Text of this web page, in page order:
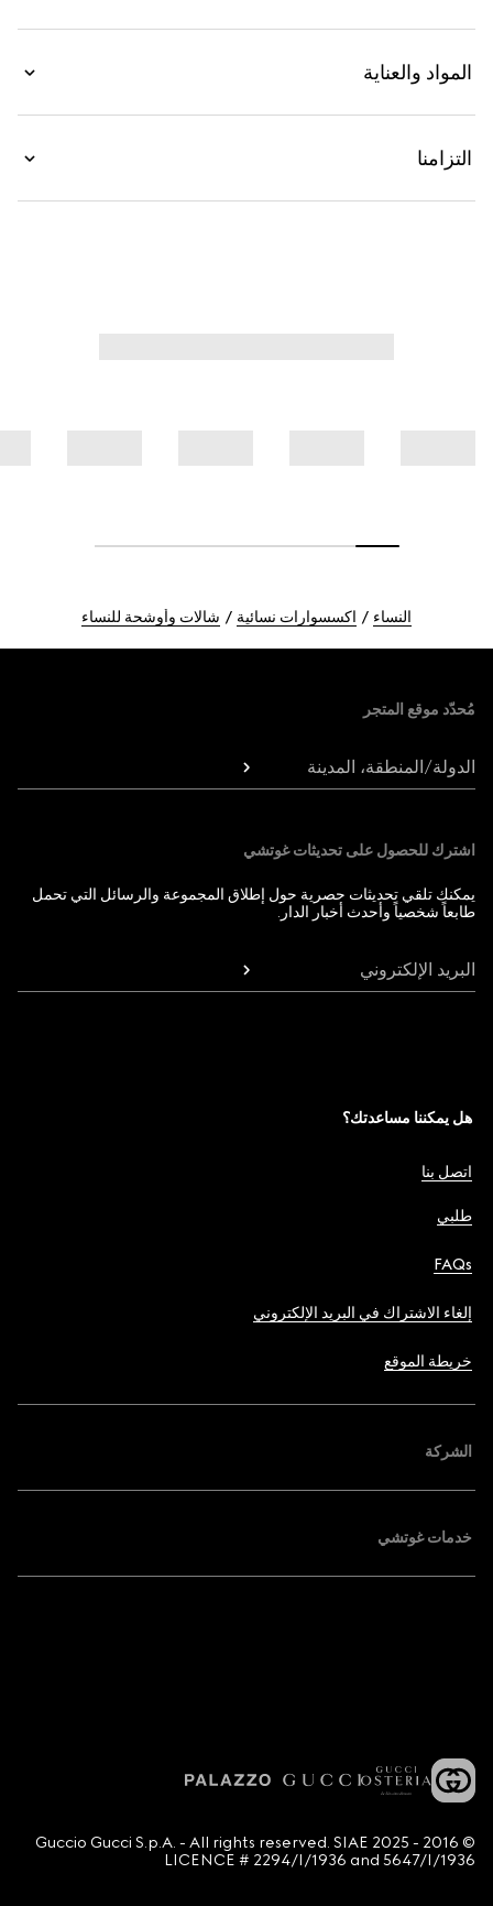
المواد والعناية
التزامنا
النساء اكسسوارات نسائية شالات وأوشحة للنساء
مُحدّد موقع المتجر
الدولة/المنطقة، المدينة
اشترك للحصول على تحديثات غوتشي
يمكنك تلقي تحديثات حصرية حول إطلاق المجموعة والرسائل التي تحمل
طابعاً شخصياً وأحدث أخبار الدار.
البريد الإلكتروني
هل يمكننا مساعدتك؟
اتصل بنا
طلبي
FAQs
إلغاء الاشتراك في البريد الإلكتروني
خريطة الموقع
الشركة
خدمات غوتشي
© 2016 - 2025 Guccio Gucci S.p.A. - All rights reserved. SIAE
LICENCE # 2294/I/1936 and 5647/I/1936